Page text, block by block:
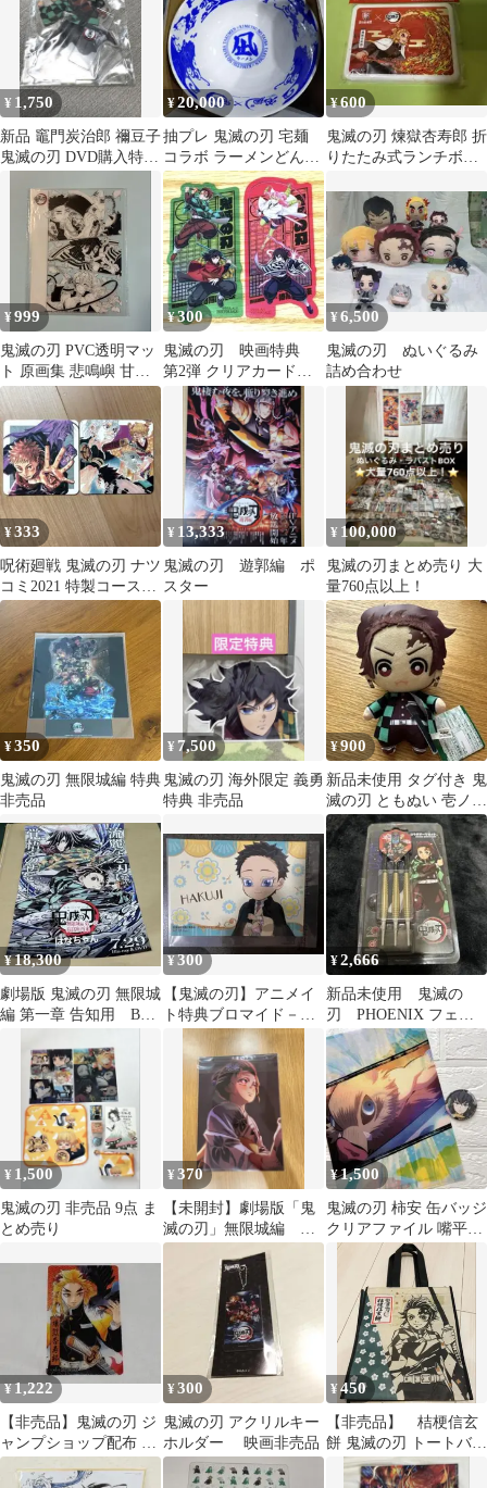
¥ 1,750
新品 竈門炭治郎 禰豆子
鬼滅の刃 DVD購入特典
¥20,000
抽プレ 鬼滅の刃 宅麺
コラボ ラーメンどんぶ
り 冨岡義勇
¥600
鬼滅の刃 煉獄杏寿郎 折
りたたみ式ランチボッ
¥999
鬼滅の刃 PVC透明マッ
ト 原画集 悲鳴嶼 甘露
寺 伊黒
¥300
鬼滅の刃 映画特典
第2弾 クリアカード
非売品
¥6,500
鬼滅の刃 ぬいぐるみ
詰め合わせ
¥333
呪術廻戦 鬼滅の刃 ナツ
コミ2021 特製コースタ
ー 特典 非売品
¥ 13,333
鬼滅の刃 遊郭編 ポ
スター
¥ 100,000
鬼滅の刃まとめ売り 大
量760点以上！
¥350
鬼滅の刃 無限城編 特典
非売品
¥ 7,500
鬼滅の刃 海外限定 義勇
特典 非売品
¥900
新品未使用 タグ付き 鬼
滅の刃 ともぬい 壱ノ型
竈門炭治郎 非売品
¥18,300
劇場版 鬼滅の刃 無限城
編 第一章 告知用 B2
¥300
【鬼滅の刃】アニメイ
ト特典ブロマイド－狛
治－
¥2,666
新品未使用 鬼滅の
刃 PHOENIX フェニ
ックス ダーツ 非売
¥ 1,500
鬼滅の刃 非売品 9点 ま
とめ売り
¥370
【未開封】劇場版「鬼
滅の刃」無限城編 特
典
¥1,500
鬼滅の刃 柿安 缶バッジ
クリアファイル 嘴平伊
之助 非売品
¥1,222
【非売品】鬼滅の刃 ジ
ャンプショップ配布 ク
リアカード 煉獄杏寿郎
2019年
¥300
鬼滅の刃 アクリルキー
ホルダー 映画非売品
¥450
【非売品】 桔梗信玄
餅 鬼滅の刃 トートバッ
ク 竈門炭治郎バージ